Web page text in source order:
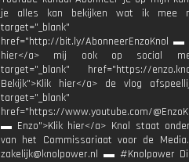
je alles kan bekijken wat ik mee
target="_blank"
href="http://bit.ly/AbonneerEnzoKnol ▬
hier</a> mij ook op social
target="_blank" href="https://
Bekijk">Klik hier</a> de vlog
target="_blank"
href="https://www.youtube.com/
▬ Enzo">Klik hier</a> Knol staat
van het Commissariaat voor de
zakelijk@knolpower.nl ▬ #Knolpower